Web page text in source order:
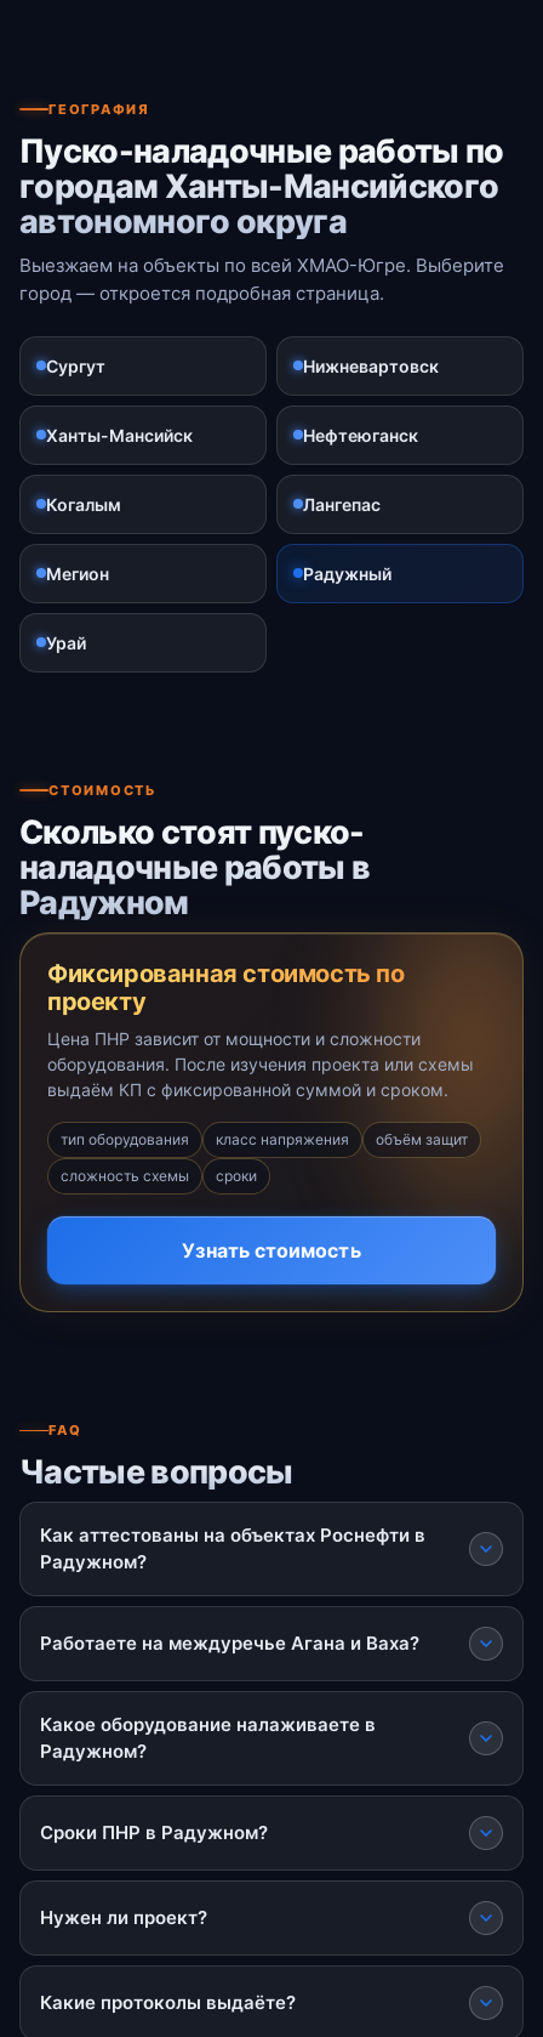
ГЕОГРАФИЯ
Пуско-наладочные работы по
городам Ханты-Мансийского
автономного округа
Выезжаем на объекты по всей ХМАО-Югре. Выберите
город — откроется подробная страница.
Сургут Нижневартовск
Ханты-Мансийск Нефтеюганск
Когалым Лангепас
Мегион Радужный
Урай
СТОИМОСТЬ
Сколько стоят пуско-
наладочные работы в
Радужном
Фиксированная стоимость по
проекту
Цена ПНР зависит от мощности и сложности
оборудования. После изучения проекта или схемы
выдаём КП с фиксированной суммой и сроком.
тип оборудования класс напряжения
объём защит
сложность схемы
сроки
Узнать стоимость
FAQ
Частые вопросы
Как аттестованы на объектах Роснефти в
Радужном?
Работаете на междуречье Агана и Ваха?
Какое оборудование налаживаете в
Радужном?
Сроки ПНР в Радужном?
Нужен ли проект?
Какие протоколы выдаёте?